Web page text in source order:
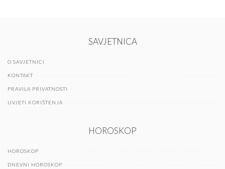
SAVJETNICA
O SAVJETNICI
KONTAKT
PRAVILA PRIVATNOSTI
UVJETI KORIŠTENJA
HOROSKOP
HOROSKOP
DNEVNI HOROSKOP